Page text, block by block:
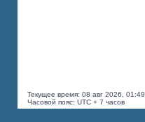
Текущее время: 08 авг 2026, 01:49
Часовой пояс: UTC + 7 часов